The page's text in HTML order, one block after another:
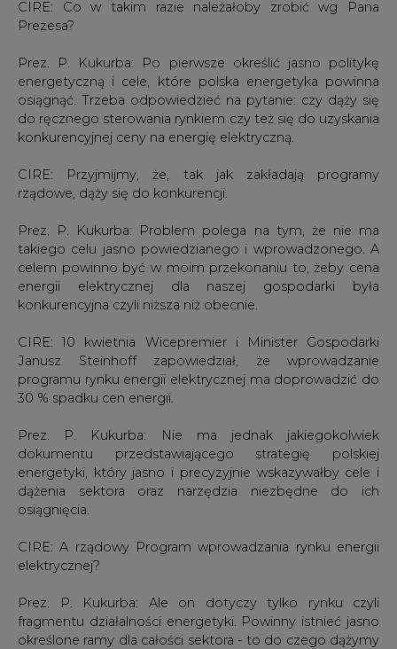
CIRE: Co w takim razie należałoby zrobić wg Pana
Prezesa?
Prez. P. Kukurba: Po pierwsze określić jasno politykę
energetyczną i cele, które polska energetyka powinna
osiągnąć. Trzeba odpowiedzieć na pytanie: czy dąży się
do ręcznego sterowania rynkiem czy też się do uzyskania
konkurencyjnej ceny na energię elektryczną.
CIRE: Przyjmijmy, że, tak jak zakładają programy
rządowe, dąży się do konkurencji.
Prez. P. Kukurba: Problem polega na tym, że nie ma
takiego celu jasno powiedzianego i wprowadzonego. A
celem powinno być w moim przekonaniu to, żeby cena
energii elektrycznej dla naszej gospodarki była
konkurencyjna czyli niższa niż obecnie.
CIRE: 10 kwietnia Wicepremier i Minister Gospodarki
Janusz Steinhoff zapowiedział, że wprowadzanie
programu rynku energii elektrycznej ma doprowadzić do
30 % spadku cen energii.
Prez. P. Kukurba: Nie ma jednak jakiegokolwiek
dokumentu przedstawiającego strategię polskiej
energetyki, który jasno i precyzyjnie wskazywałby cele i
dążenia sektora oraz narzędzia niezbędne do ich
osiągnięcia.
CIRE: A rządowy Program wprowadzania rynku energii
elektrycznej?
Prez. P. Kukurba: Ale on dotyczy tylko rynku czyli
fragmentu działalności energetyki. Powinny istnieć jasno
określone ramy dla całości sektora - to do czego dążymy